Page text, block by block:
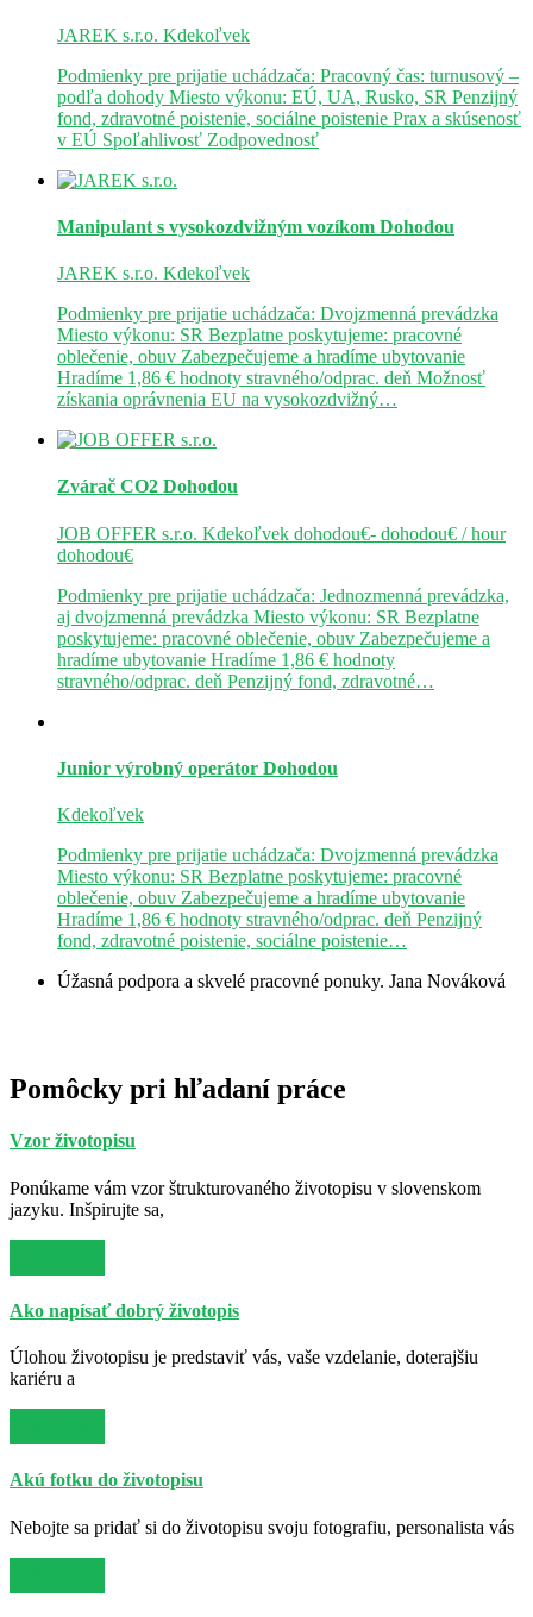
JAREK s.r.o. Kdekoľvek
Podmienky pre prijatie uchádzača: Pracovný čas: turnusový –
podľa dohody Miesto výkonu: EÚ, UA, Rusko, SR Penzijný
fond, zdravotné poistenie, sociálne poistenie Prax a skúsenosť
v EÚ Spoľahlivosť Zodpovednosť
Manipulant s vysokozdvižným vozíkom Dohodou
JAREK s.r.o. Kdekoľvek
Podmienky pre prijatie uchádzača: Dvojzmenná prevádzka
Miesto výkonu: SR Bezplatne poskytujeme: pracovné
oblečenie, obuv Zabezpečujeme a hradíme ubytovanie
Hradíme 1,86 € hodnoty stravného/odprac. deň Možnosť
získania oprávnenia EU na vysokozdvižný…
Zvárač CO2 Dohodou
JOB OFFER s.r.o. Kdekoľvek dohodou€- dohodou€ / hour
dohodou€
Podmienky pre prijatie uchádzača: Jednozmenná prevádzka,
aj dvojzmenná prevádzka Miesto výkonu: SR Bezplatne
poskytujeme: pracovné oblečenie, obuv Zabezpečujeme a
hradíme ubytovanie Hradíme 1,86 € hodnoty
stravného/odprac. deň Penzijný fond, zdravotné…
Junior výrobný operátor Dohodou
Kdekoľvek
Podmienky pre prijatie uchádzača: Dvojzmenná prevádzka
Miesto výkonu: SR Bezplatne poskytujeme: pracovné
oblečenie, obuv Zabezpečujeme a hradíme ubytovanie
Hradíme 1,86 € hodnoty stravného/odprac. deň Penzijný
fond, zdravotné poistenie, sociálne poistenie…
Úžasná podpora a skvelé pracovné ponuky. Jana Nováková
Pomôcky pri hľadaní práce
Vzor životopisu
Ponúkame vám vzor štrukturovaného životopisu v slovenskom
jazyku. Inšpirujte sa,
Ako napísať dobrý životopis
Úlohou životopisu je predstaviť vás, vaše vzdelanie, doterajšiu
kariéru a
Akú fotku do životopisu
Nebojte sa pridať si do životopisu svoju fotografiu, personalista vás